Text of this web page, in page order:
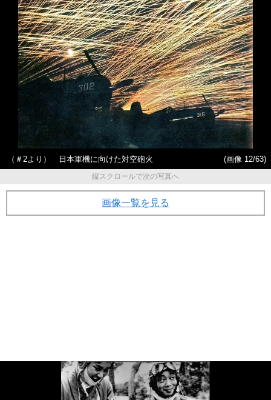
（＃2より） 日本軍機に向けた対空砲火
(画像 12/63)
縦スクロールで次の写真へ
画像一覧を見る